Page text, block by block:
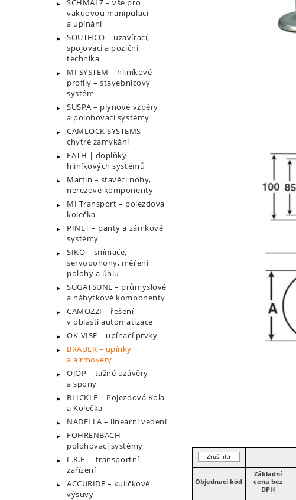
SCHMALZ – vše pro
vakuovou manipulaci
a upínání
SOUTHCO – uzavírací,
spojovací a poziční
technika
MI SYSTEM – hliníkové
profily – stavebnicový
systém
SUSPA – plynové vzpěry
a polohovací systémy
CAMLOCK SYSTEMS –
chytré zamykání
FATH | doplňky
hliníkových systémů
Martin – stavěcí nohy,
nerezové komponenty
MI Transport – pojezdová
kolečka
PINET – panty a zámkové
systémy
SIKO – snímače,
servopohony, měření
polohy a úhlu
SUGATSUNE – průmyslové
a nábytkové komponenty
CAMOZZI – řešení
v oblasti automatizace
OK-VISE – upínací prvky
BRAUER – upínky
a airmovery
OJOP – tažné uzávěry
a spony
BLICKLE – Pojezdová Kola
a Kolečka
NADELLA – lineární vedení
FÖHRENBACH –
polohovací systémy
L.K.E. – transportní
zařízení
ACCURIDE – kuličkové
výsuvy
Zruš filtr
Objednací kód
Základní
cena bez
DPH